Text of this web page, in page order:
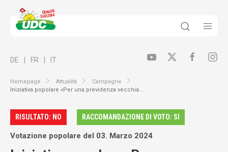
Homepage Attualità
Campagne
Iniziativa popolare «Per una previdenza vecchia...
DE FR IT
RISULTATO: NO RACCOMANDAZIONE DI VOTO: SI
Votazione popolare del 03. Marzo 2024